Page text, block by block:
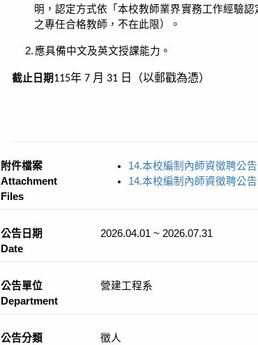
明，認定方式依「本校教師業界實務工作經驗
之專任合格教師，不在此限）。
2. 應具備中文及英文授課能力。
截止日期115年 7 月 31 日（以郵戳為憑）
附件檔案
Attachment
Files
14.本校編制內師資徵聘公
14.本校編制內師資徵聘公
公告日期
Date
2026.04.01 ~ 2026.07.31
公告單位
Department
營建工程系
公告分類 徵人